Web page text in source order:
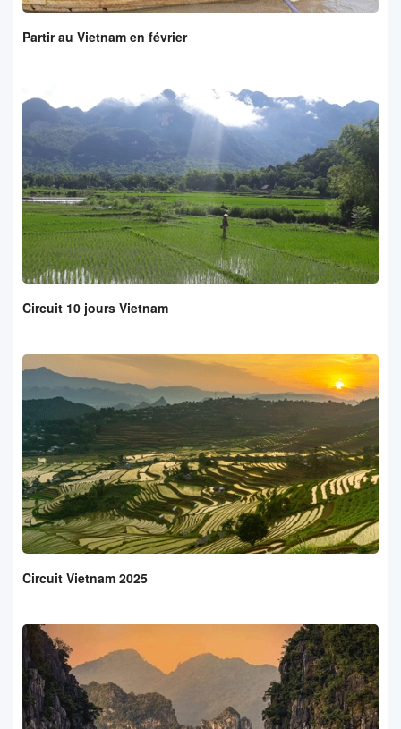
Partir au Vietnam en février
Circuit 10 jours Vietnam
Circuit Vietnam 2025